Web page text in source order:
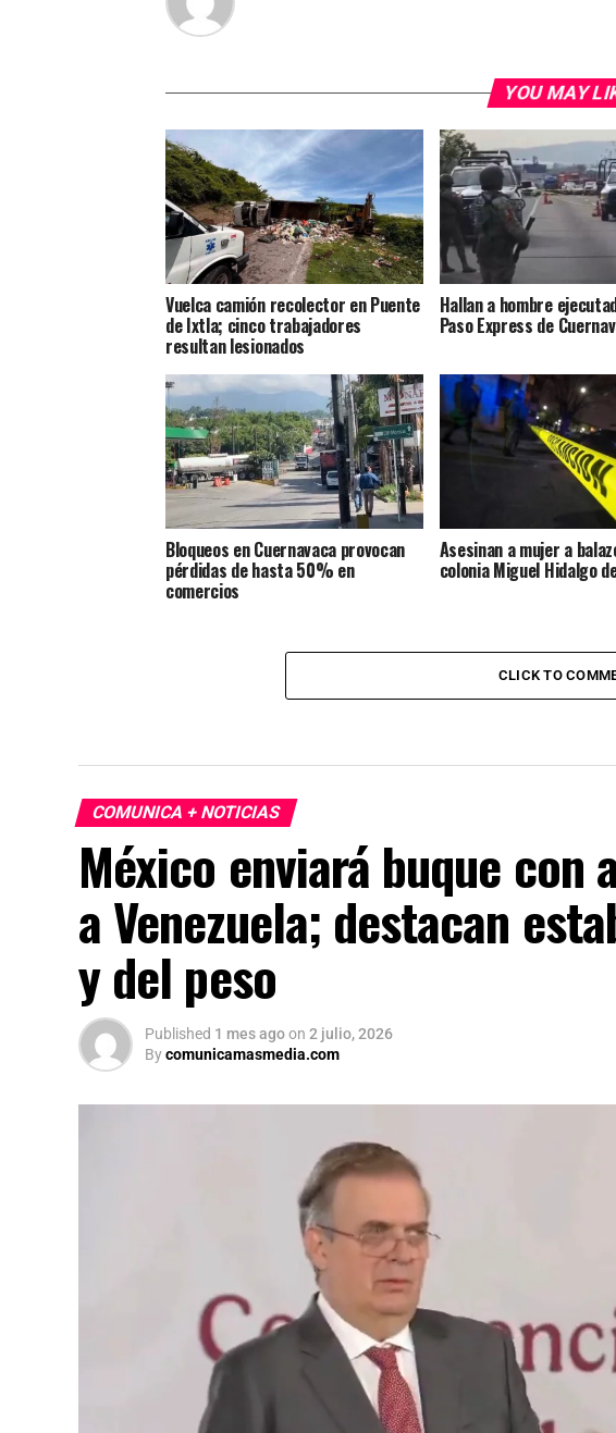
YOU MAY
Vuelca camión recolector en Puente
de Ixtla; cinco trabajadores
resultan lesionados
Hallan a hombre
Paso Express de
Bloqueos en Cuernavaca provocan
pérdidas de hasta 50% en
comercios
Asesinan a mujer a
colonia Miguel Hidalgo
CLICK TO
COMUNICA + NOTICIAS
México enviará buque con
a Venezuela; destacan
y del peso
Published 1 mes agoon 2 julio, 2026
Bycomunicamasmedia.com